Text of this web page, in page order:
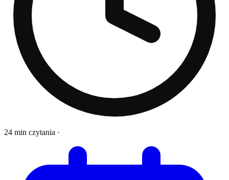
24 min czytania ·